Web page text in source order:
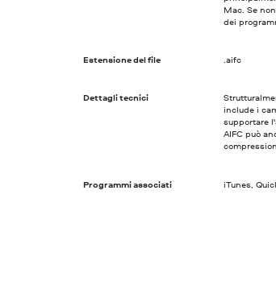
Mac. Se
dei
Estensione del file .aifc
Dettagli tecnici
include i
supportare
AIFC può
Programmi associati iTunes,